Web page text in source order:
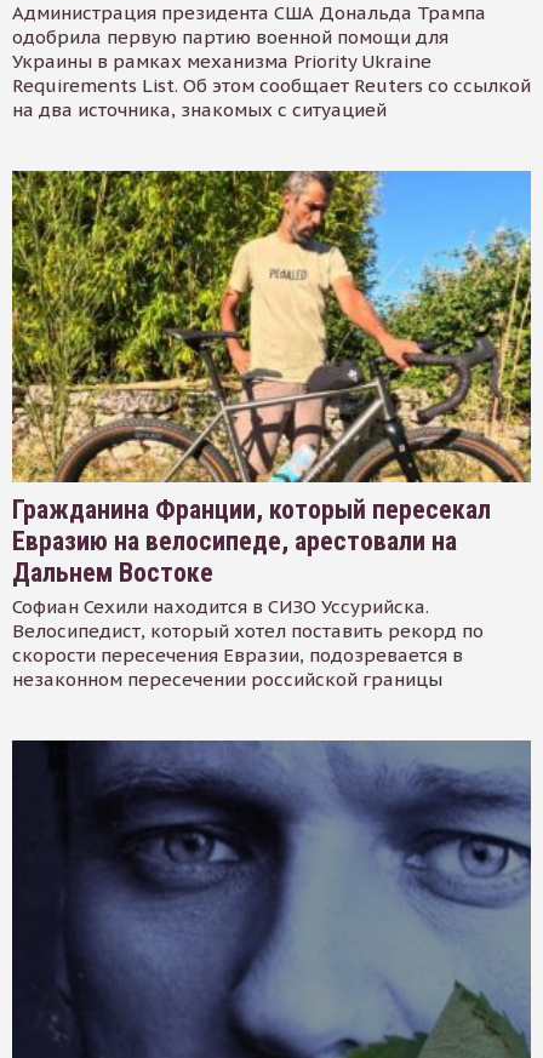
Администрация президента США Дональда Трампа
одобрила первую партию военной помощи для
Украины в рамках механизма Priority Ukraine
Requirements List. Об этом сообщает Reuters со ссылкой
на два источника, знакомых с ситуацией
Гражданина Франции, который пересекал
Евразию на велосипеде, арестовали на
Дальнем Востоке
Софиан Сехили находится в СИЗО Уссурийска.
Велосипедист, который хотел поставить рекорд по
скорости пересечения Евразии, подозревается в
незаконном пересечении российской границы